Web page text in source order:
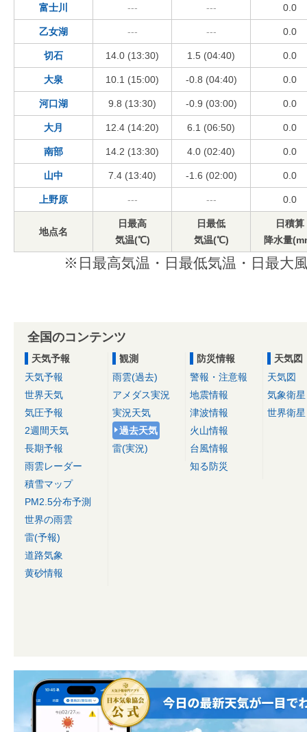
富士川 --- --- 0.0
乙女湖 --- --- 0.0
切石 14.0 (13:30) 1.5 (04:40) 0.0
大泉 10.1 (15:00) -0.8 (04:40) 0.0
河口湖 9.8 (13:30) -0.9 (03:00) 0.0
大月 12.4 (14:20) 6.1 (06:50) 0.0
南部 14.2 (13:30) 4.0 (02:40) 0.0
山中 7.4 (13:40) -1.6 (02:00) 0.0
上野原 --- --- 0.0
地点名
日最高
気温(℃)
日最低
気温(℃)
日積算
降水量
※日最高気温・日最低気温・日最大
全国のコンテンツ
天気予報
天気予報
世界天気
気圧予報
2週間天気
長期予報
雨雲レーダー
積雪マップ
PM2.5分布予測
世界の雨雲
雷(予報)
道路気象
黄砂情報
観測
雨雲(過去)
アメダス実況
実況天気
過去天気
雷(実況)
防災情報
警報・注意報
地震情報
津波情報
火山情報
台風情報
知る防災
天気図
天気図
気象衛星
世界衛星